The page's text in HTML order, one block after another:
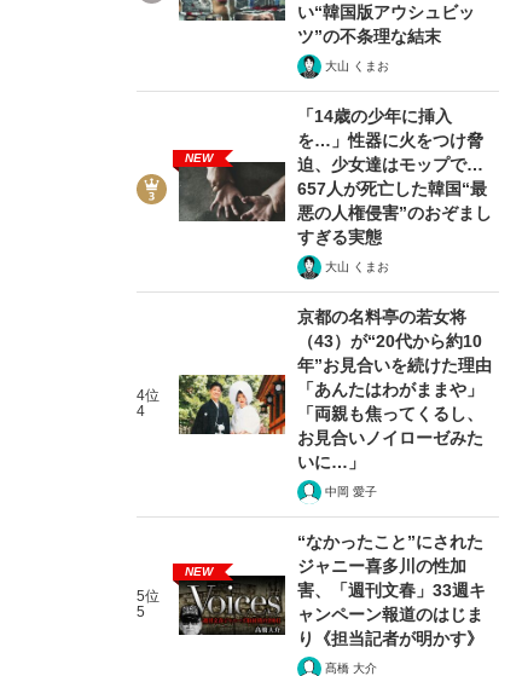
い“韓国版アウシュビッ
ツ”の不条理な結末
大山 くまお
NEW
「14歳の少年に挿入
を…」性器に火をつけ脅
迫、少女達はモップで…
657人が死亡した韓国“最
悪の人権侵害”のおぞまし
すぎる実態
大山 くまお
4位
4
京都の名料亭の若女将
（43）が“20代から約10
年”お見合いを続けた理由
「あんたはわがままや」
「両親も焦ってくるし、
お見合いノイローゼみた
いに…」
中岡 愛子
5位
5
NEW
“なかったこと”にされた
ジャニー喜多川の性加
害、「週刊文春」33週キ
ャンペーン報道のはじま
り《担当記者が明かす》
髙橋 大介